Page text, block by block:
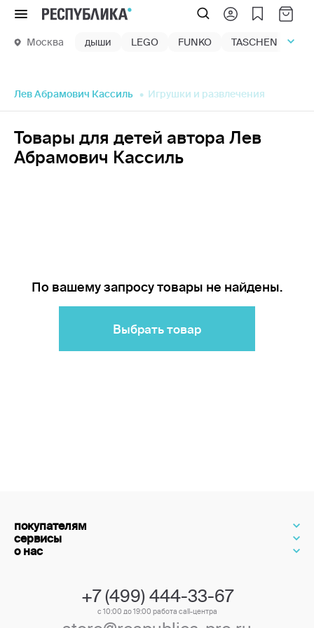
Меню
Москва дыши LEGO FUNKO TASCHEN
Лев Абрамович Кассиль Игрушки и развлечения
Товары для детей автора Лев
Абрамович Кассиль
По вашему запросу товары не найдены.
Выбрать товар
покупателям
сервисы
о нас
+7 (499) 444-33-67
с 10:00 до 19:00 работа call-центра